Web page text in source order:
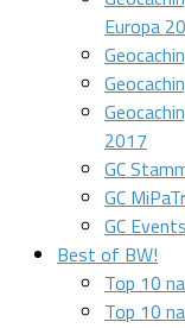
Europa
2017
GC
GC
GC
Best of BW!
Top 10
Top 10